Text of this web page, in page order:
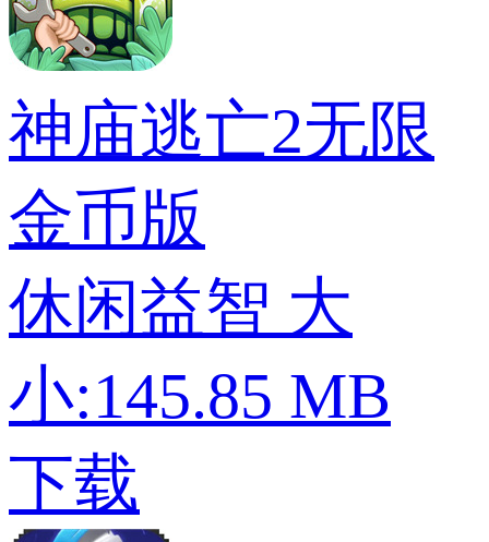
神庙逃亡2无限
金币版
休闲益智 大
小:145.85 MB
下载